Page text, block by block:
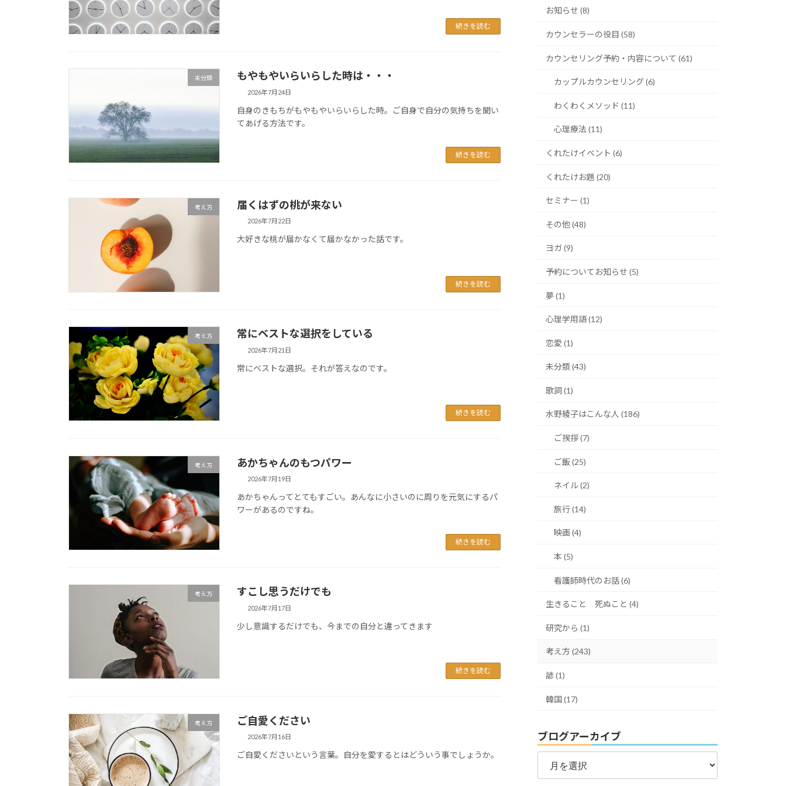
続きを読む
未分類 もやもやいらいらした時は・・・
2026年7月24日
自身のきもちがもやもやいらいらした時。ご自身で自分の気持ちを聞い
てあげる方法です。
続きを読む
考え方 届くはずの桃が来ない
2026年7月22日
大好きな桃が届かなくて届かなかった話です。
続きを読む
考え方 常にベストな選択をしている
2026年7月21日
常にベストな選択。それが答えなのです。
続きを読む
考え方 あかちゃんのもつパワー
2026年7月19日
あかちゃんってとてもすごい。あんなに小さいのに周りを元気にするパ
ワーがあるのですね。
続きを読む
考え方 すこし思うだけでも
2026年7月17日
少し意識するだけでも、今までの自分と違ってきます
続きを読む
考え方 ご自愛ください
2026年7月16日
ご自愛くださいという言葉。自分を愛するとはどういう事でしょうか。
お知らせ (8)
カウンセラーの役目 (58)
カウンセリング予約・内容について (61)
カップルカウンセリング (6)
わくわくメソッド (11)
心理療法 (11)
くれたけイベント (6)
くれたけお題 (20)
セミナー (1)
その他 (48)
ヨガ (9)
予約についてお知らせ (5)
夢 (1)
心理学用語 (12)
恋愛 (1)
未分類 (43)
歌詞 (1)
水野綾子はこんな人 (186)
ご挨拶 (7)
ご飯 (25)
ネイル (2)
旅行 (14)
映画 (4)
本 (5)
看護師時代のお話 (6)
生きること 死ぬこと (4)
研究から (1)
考え方 (243)
諺 (1)
韓国 (17)
ブログアーカイブ
ブ
グ